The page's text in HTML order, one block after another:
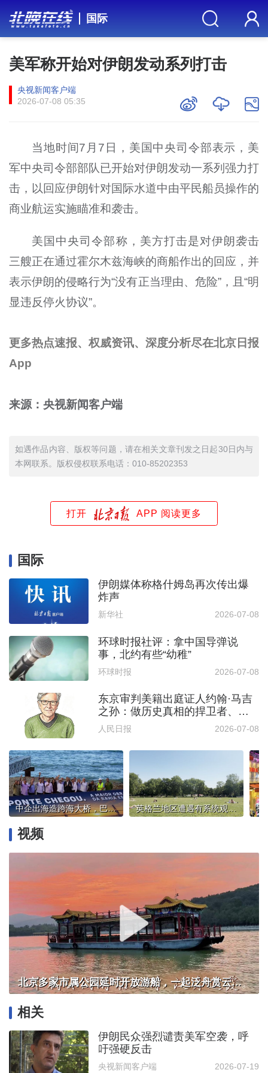
国际
美军称开始对伊朗发动系列打击
央视新闻客户端
2026-07-08 05:35
当地时间7月7日，美国中央司令部表示，美
军中央司令部部队已开始对伊朗发动一系列强力打
击，以回应伊朗针对国际水道中由平民船员操作的
商业航运实施瞄准和袭击。
美国中央司令部称，美方打击是对伊朗袭击
三艘正在通过霍尔木兹海峡的商船作出的回应，并
表示伊朗的侵略行为“没有正当理由、危险”，且“明
显违反停火协议”。
更多热点速报、权威资讯、深度分析尽在北京日报
App
来源：央视新闻客户端
如遇作品内容、版权等问题，请在相关文章刊发之日起30日内与
本网联系。版权侵权联系电话：010-85202353
打开 APP 阅读更多
国际
伊朗媒体称格什姆岛再次传出爆
炸声
新华社 2026-07-08
环球时报社评：拿中国导弹说
事，北约有些“幼稚”
环球时报 2026-07-08
东京审判美籍出庭证人约翰·马吉
之孙：做历史真相的捍卫者、世
界和平的守护者
人民日报 2026-07-08
中企出海造跨海大桥，巴西总统卢拉：造福当地民众 英格兰地区遭遇有系统观测以来最热6月
视频
北京多家市属公园延时开放游船，一起泛舟赏云霞！
相关
伊朗民众强烈谴责美军空袭，呼
吁强硬反击
央视新闻客户端 2026-07-19